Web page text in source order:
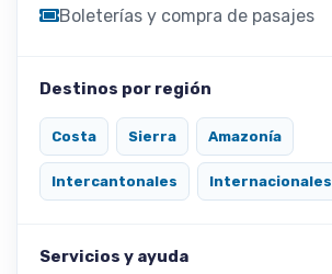
Boleterías y compra de pasajes
Destinos por región
Costa Sierra Amazonía
Intercantonales Internacionales
Servicios y ayuda